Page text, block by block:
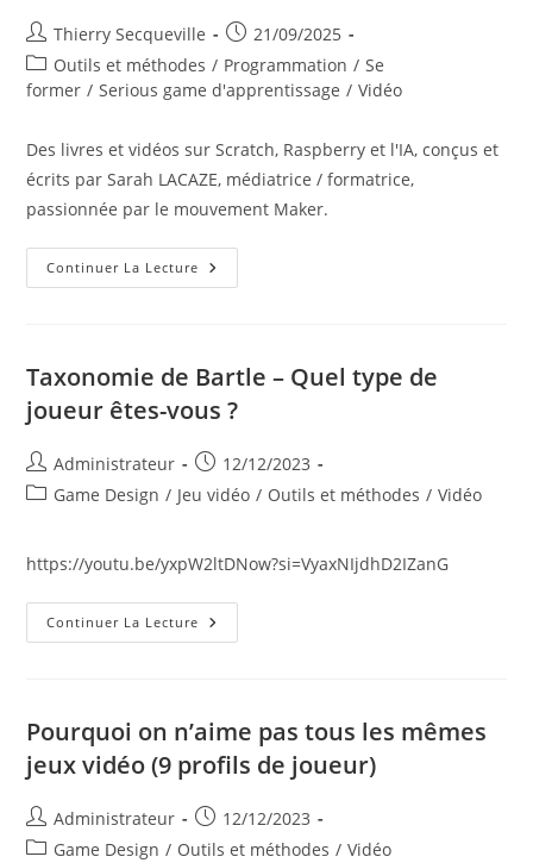
Auteur/autrice
de
la
Thierry Secqueville
Publication
publiée :
21/09/2025
Post
category:
Outils et méthodes / Programmation / Se
former / Serious game d'apprentissage / Vidéo
Des livres et vidéos sur Scratch, Raspberry et l'IA, conçus et
écrits par Sarah LACAZE, médiatrice / formatrice,
passionnée par le mouvement Maker.
Continuer La Lecture Des
Ressources
À
La
Programmation,
À
Robotique
Et
L’IA
Taxonomie de Bartle – Quel type de
joueur êtes-vous ?
Auteur/autrice
de
Administrateur
Publication
publiée :
12/12/2023
PostGame Design / Jeu vidéo / Outils et méthodes / Vidéo
https://youtu.be/yxpW2ltDNow?si=VyaxNIjdhD2IZanG
Continuer La Lecture Taxonomie
De
De
Joueur
Êtes-
Vous
Pourquoi on n’aime pas tous les mêmes
jeux vidéo (9 profils de joueur)
Auteur/autrice
de
Administrateur
Publication
publiée :
12/12/2023
PostGame Design / Outils et méthodes / Vidéo